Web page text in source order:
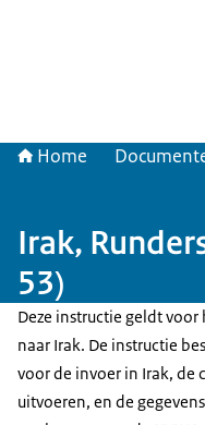
Home
Irak,
53)
Deze instructie geldt
naar Irak. De instructie
voor de invoer in Irak, de
uitvoeren, en de